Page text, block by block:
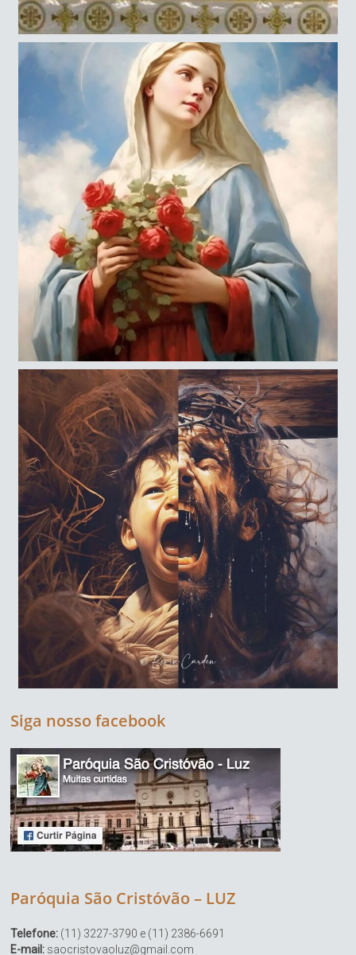
Siga nosso facebook
Paróquia São Cristóvão – LUZ
Telefone: (11) 3227-3790 e (11) 2386-6691
E-mail: saocristovaoluz@gmail.com